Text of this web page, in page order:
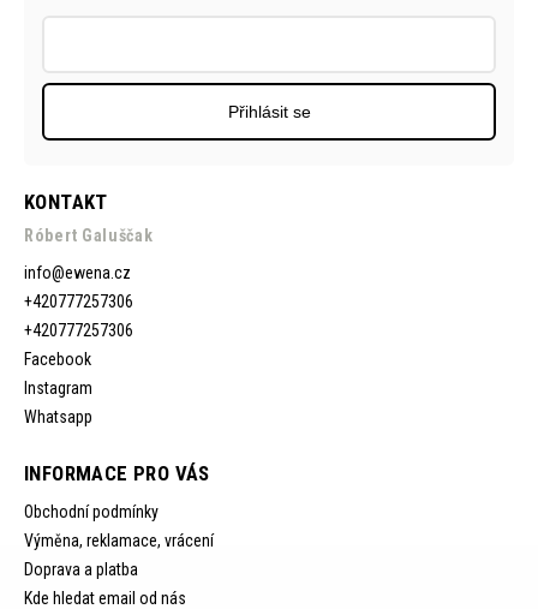
KONTAKT
Róbert Galuščak
info@ewena.cz
+420777257306
+420777257306
Facebook
Instagram
Whatsapp
INFORMACE PRO VÁS
Obchodní podmínky
Výměna, reklamace, vrácení
Doprava a platba
Kde hledat email od nás
Přihlásit se